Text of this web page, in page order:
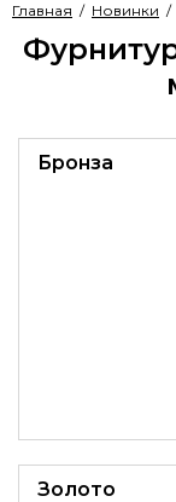
Главная / Новинки /
Бронза
Золото